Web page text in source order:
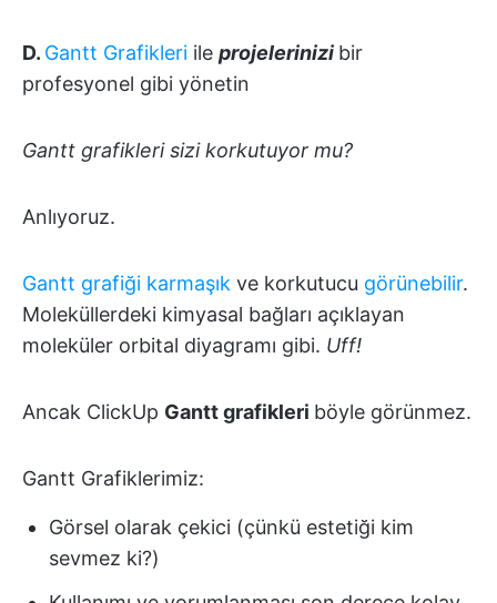
D. Gantt Grafikleri ile projelerinizi bir
profesyonel gibi yönetin
Gantt grafikleri sizi korkutuyor mu?
Anlıyoruz.
Gantt grafiği karmaşık ve korkutucu görünebilir.
Moleküllerdeki kimyasal bağları açıklayan
moleküler orbital diyagramı gibi. Uff!
Ancak ClickUp Gantt grafikleri böyle görünmez.
Gantt Grafiklerimiz:
Görsel olarak çekici (çünkü estetiği kim
sevmez ki?)